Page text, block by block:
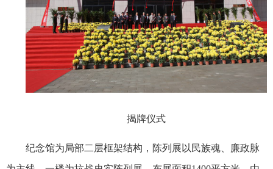
揭牌仪式
纪念馆为局部二层框架结构，陈列展以民族魂、廉政脉